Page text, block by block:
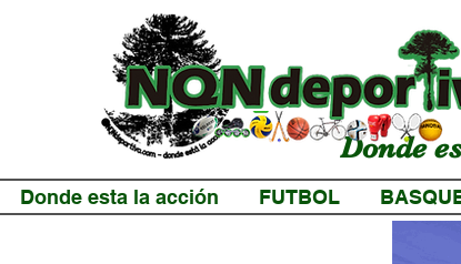
Donde
Donde esta la acción FUTBOL